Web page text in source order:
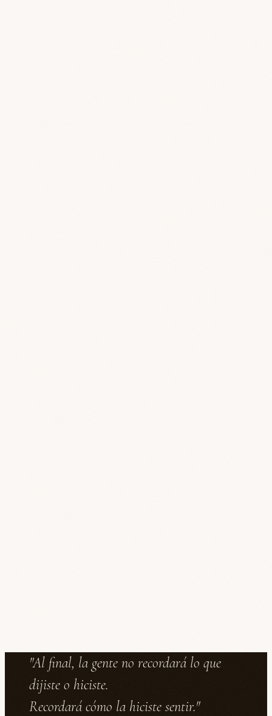
"Al final, la gente no recordará lo que
dijiste o hiciste.
Recordará cómo la hiciste sentir."